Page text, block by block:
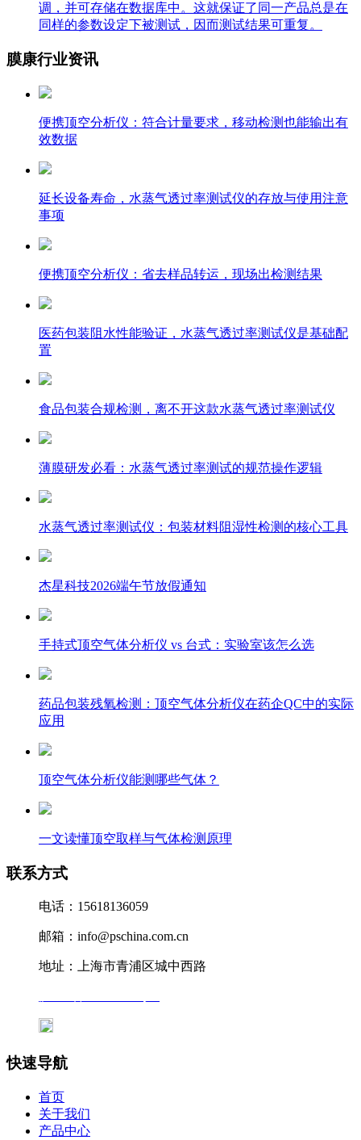
调，并可存储在数据库中。这就保证了同一产品总是在
同样的参数设定下被测试，因而测试结果可重复。
膜康行业资讯
便携顶空分析仪：符合计量要求，移动检测也能输出有
效数据
延长设备寿命，水蒸气透过率测试仪的存放与使用注意
事项
便携顶空分析仪：省去样品转运，现场出检测结果
医药包装阻水性能验证，水蒸气透过率测试仪是基础配
置
食品包装合规检测，离不开这款水蒸气透过率测试仪
薄膜研发必看：水蒸气透过率测试的规范操作逻辑
水蒸气透过率测试仪：包装材料阻湿性检测的核心工具
杰星科技2026端午节放假通知
手持式顶空气体分析仪 vs 台式：实验室该怎么选
药品包装残氧检测：顶空气体分析仪在药企QC中的实际
应用
顶空气体分析仪能测哪些气体？
一文读懂顶空取样与气体检测原理
联系方式
电话：15618136059
邮箱：info@pschina.com.cn
地址：上海市青浦区城中西路
快速导航
首页
关于我们
产品中心